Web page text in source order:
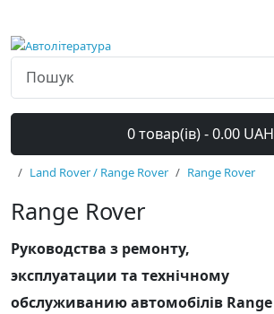
0 товар(ів) - 0.00 UAH
Land Rover / Range Rover Range Rover
Range Rover
Руководства з ремонту,
эксплуатации та технічному
обслуживанию автомобілів Range